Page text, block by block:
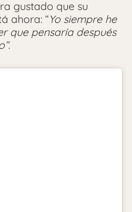
gustado que su
ahora: “Yo siempre he
que pensaría después
.